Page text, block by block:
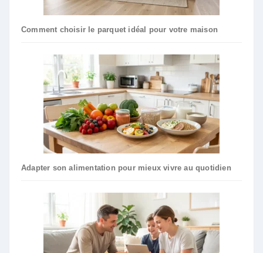
Comment choisir le parquet idéal pour votre maison
Adapter son alimentation pour mieux vivre au quotidien